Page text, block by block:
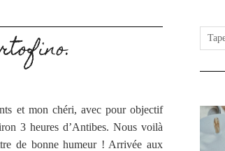
et mon chéri, avec pour objectif
3 heures d’Antibes. Nous voilà
de bonne humeur ! Arrivée aux